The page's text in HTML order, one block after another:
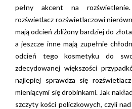
pełny akcent na
rozświetlacz rozświetlaczowi
mają odcień zbliżony bardziej do
a jeszcze inne mają zupełnie
odcień tego kosmetyku do
zdecydowanej większości
najlepiej sprawdza się
mieniącymi się drobinkami. Jak
szczyty kości policzkowych, czyli